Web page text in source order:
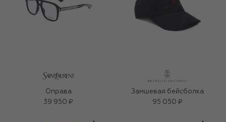
Оправа
39 950 ₽
Замшевая бейсболка
95 050 ₽